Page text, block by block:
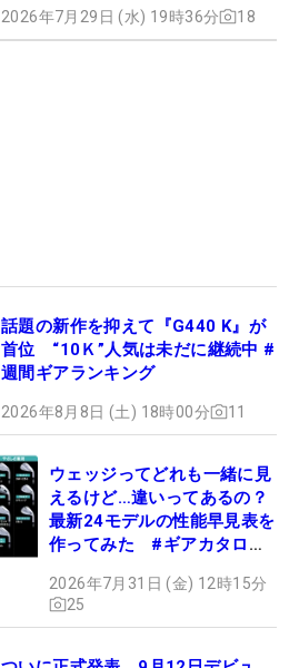
2026年7月29日 (水) 19時36分 18
話題の新作を抑えて『G440 K』が
首位 “10Ｋ”人気は未だに継続中 #
週間ギアランキング
2026年8月8日 (土) 18時00分 11
ウェッジってどれも一緒に見
えるけど…違いってあるの？
最新24モデルの性能早見表を
作ってみた #ギアカタログ
2026年7月31日 (金) 12時15分
25